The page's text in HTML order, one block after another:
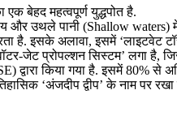
बेहद महत्वपूर्ण युद्धपोत है.
और उथले पानी (Shallow
है. इसके अलावा, इसमें ‘लाइटवेट
जेट प्रोपल्शन सिस्टम’ लगा है,
द्वारा किया गया है. इसमें 80% से
‘अंजदीप द्वीप’ के नाम पर रखा